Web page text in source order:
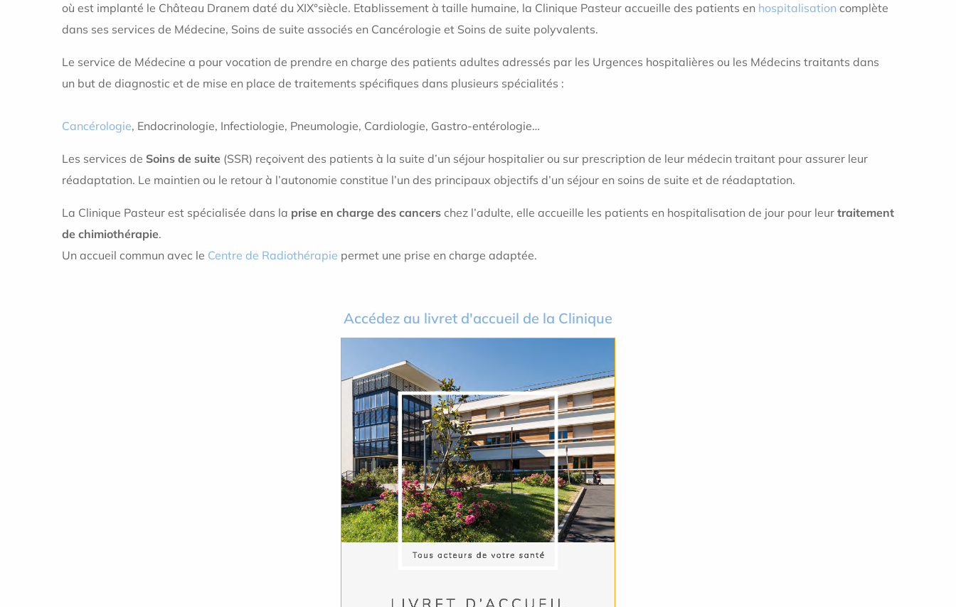
où est implanté le Château Dranem daté du XIX°siècle. Etablissement à taille humaine, la Clinique Pasteur accueille des patients en hospitalisation complète
dans ses services de Médecine, Soins de suite associés en Cancérologie et Soins de suite polyvalents.
Le service de Médecine a pour vocation de prendre en charge des patients adultes adressés par les Urgences hospitalières ou les Médecins traitants dans
un but de diagnostic et de mise en place de traitements spécifiques dans plusieurs spécialités :
Cancérologie, Endocrinologie, Infectiologie, Pneumologie, Cardiologie, Gastro-entérologie…
Les services de Soins de suite (SSR) reçoivent des patients à la suite d’un séjour hospitalier ou sur prescription de leur médecin traitant pour assurer leur
réadaptation. Le maintien ou le retour à l’autonomie constitue l’un des principaux objectifs d’un séjour en soins de suite et de réadaptation.
La Clinique Pasteur est spécialisée dans la prise en charge des cancers chez l’adulte, elle accueille les patients en hospitalisation de jour pour leur traitement
de chimiothérapie.
Un accueil commun avec le Centre de Radiothérapie permet une prise en charge adaptée.
Accédez au livret d'accueil de la Clinique